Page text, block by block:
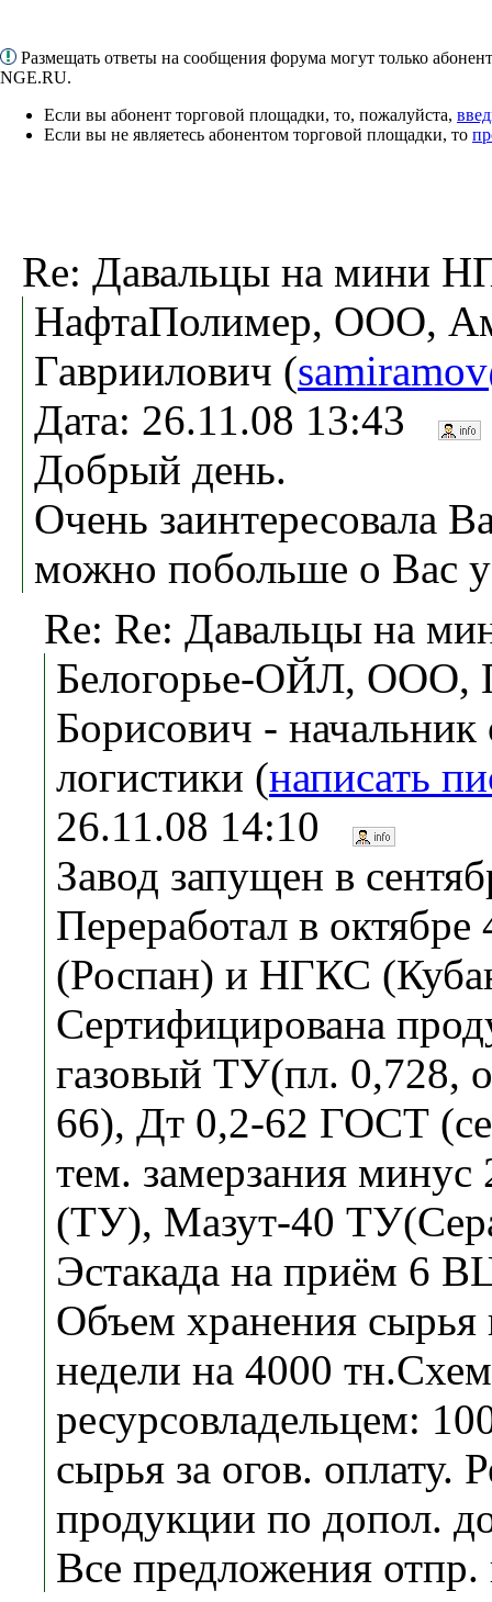
Размещать ответы на сообщения форума могут только
NGE.RU.
Если вы абонент торговой площадки, то, пожалуйста,
Если вы не являетесь абонентом торговой площадки, то
Re: Давальцы на мини
НафтаПолимер, ООО,
Гавриилович (
Дата: 26.11.08 13:43
Добрый день.
Очень заинтересовала
можно побольше о Вас
Re: Re: Давальцы на
Белогорье-ОЙЛ, ООО,
Борисович - начальник
логистики (написать
26.11.08 14:10
Завод запущен в
Переработал в
(Роспан) и НГКС
Сертифицирована
газовый ТУ(пл. 0,728,
66), Дт 0,2-62 ГОСТ
тем. замерзания
(ТУ), Мазут-40
Эстакада на приём 6
Объем хранения сырья
недели на 4000
ресурсовладельцем:
сырья за огов. оплату.
продукции по допол.
Все предложения отпр.